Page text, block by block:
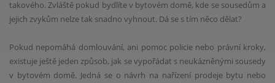
takového. Zvláště pokud bydlíte v bytovém domě, kde se sousedům a
jejich zvykům nelze tak snadno vyhnout. Dá se s tím něco dělat?
Pokud nepomáhá domlouvání, ani pomoc policie nebo právní kroky,
existuje ještě jeden způsob, jak se vypořádat s neukázněnými sousedy
v bytovém domě. Jedná se o návrh na nařízení prodeje bytu nebo